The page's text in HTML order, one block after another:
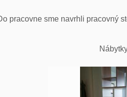
pracovne sme navrhli pracovný